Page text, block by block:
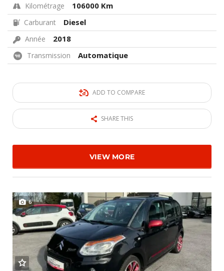
Kilométrage 106000 Km
Carburant Diesel
Année 2018
Transmission Automatique
ADD TO COMPARE
SHARE THIS
VIEW MORE
6